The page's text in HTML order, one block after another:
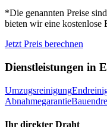
*Die genannten Preise
bieten wir eine kostenlose
Jetzt Preis berechnen
Dienstleistungen in
Umzugsreinigung
Abnahmegarantie
Ihr direkter Draht